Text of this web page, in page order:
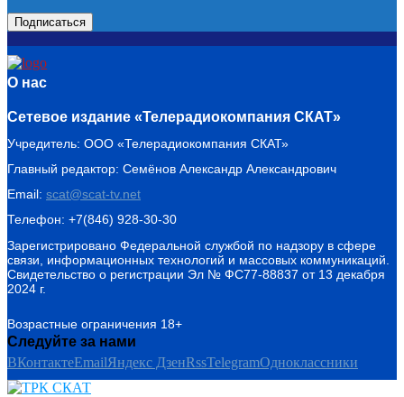
О нас
Сетевое издание «Телерадиокомпания СКАТ»
Учредитель: ООО «Телерадиокомпания СКАТ»
Главный редактор: Семёнов Александр Александрович
Email: scat@scat-tv.net
Телефон: +7(846) 928-30-30
Зарегистрировано Федеральной службой по надзору в сфере
связи, информационных технологий и массовых коммуникаций.
Свидетельство о регистрации Эл № ФС77-88837 от 13 декабря
2024 г.
Возрастные ограничения 18+
Следуйте за нами
ВКонтактеEmailЯндекс ДзенRssTelegramОдноклассники